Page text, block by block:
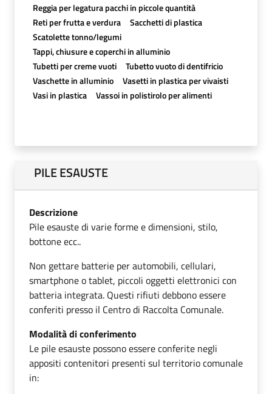
Reggia per legatura pacchi in piccole quantità
Reti per frutta e verdura
Sacchetti di plastica
Scatolette tonno/legumi
Tappi, chiusure e coperchi in alluminio
Tubetti per creme vuoti
Tubetto vuoto di dentifricio
Vaschette in alluminio
Vasetti in plastica per vivaisti
Vasi in plastica
Vassoi in polistirolo per alimenti
PILE ESAUSTE
Descrizione
Pile esauste di varie forme e dimensioni, stilo,
bottone ecc..
Non gettare batterie per automobili, cellulari,
smartphone o tablet, piccoli oggetti elettronici con
batteria integrata. Questi rifiuti debbono essere
conferiti presso il Centro di Raccolta Comunale.
Modalità di conferimento
Le pile esauste possono essere conferite negli
appositi contenitori presenti sul territorio comunale
in: